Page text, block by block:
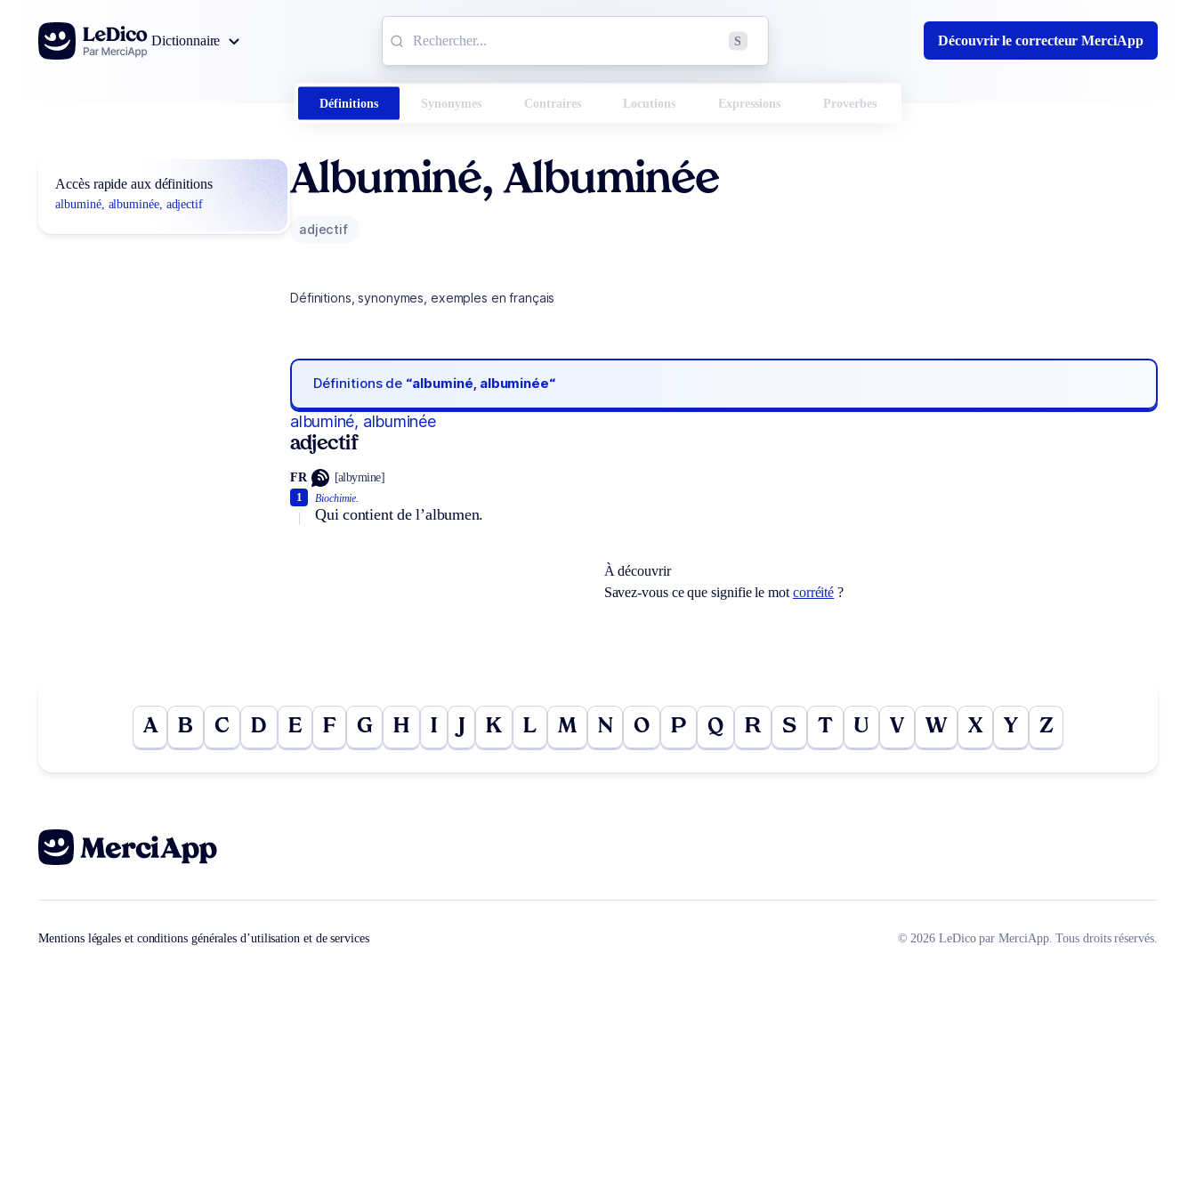
Aller au contenu
Dictionnaire
S Découvrir le correcteur MerciApp
Définitions Synonymes Contraires Locutions Expressions Proverbes
Accès rapide aux définitions
albuminé, albuminée, adjectif
Albuminé, Albuminée
adjectif
Définitions, synonymes, exemples en français
Définitions de “albuminé, albuminée“
albuminé, albuminée
adjectif
FR [albymine]
Biochimie.
Qui contient de l’albumen.
1
À découvrir
Savez-vous ce que signifie le mot corréité ?
A B C D E F G H I K L M N O P Q R S T U V W X Y Z
Mentions légales et conditions générales d’utilisation et de services © 2026 LeDico par MerciApp. Tous droits réservés.